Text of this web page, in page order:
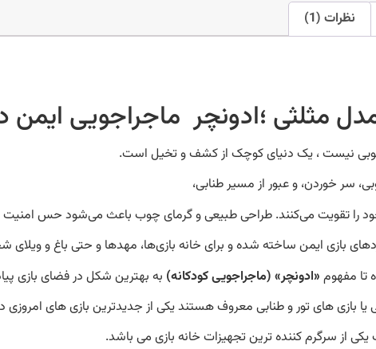
نظرات (1)
مثلثی ؛ادونچر ماجراجویی ایمن
نیست ، یک دنیای کوچک از کشف و تخیل است.
سر خوردن، و عبور از مسیر طنابی،
را تقویت می‌کنند. طراحی طبیعی و گرمای چوب باعث می‌شود حس
بازی ایمن ساخته شده و برای خانه بازی‌ها، مهدها و حتی باغ و
تا مفهوم «ادونچر» (ماجراجویی کودکانه) به بهترین شکل در فضای بازی
بازی های تور و طنابی معروف هستند یکی از جدیدترین بازی های
از سرگرم کننده ترین تجهیزات خانه بازی می باشد.